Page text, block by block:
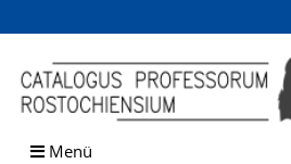
Browsen
direkt zum Inhalt
Menü